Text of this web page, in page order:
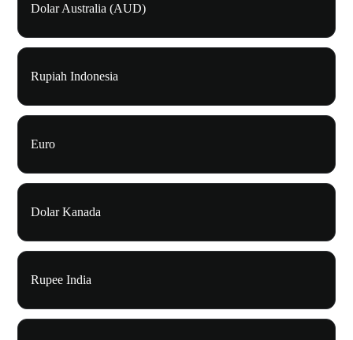
Dolar Australia (AUD)
Rupiah Indonesia
Euro
Dolar Kanada
Rupee India